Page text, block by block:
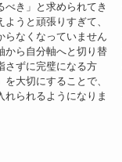
べき」と求められてき
うと頑張りすぎて、
らなくなっていません
から自分軸へと切り替
さずに完璧になる方
大切にすることで、
れられるようになりま